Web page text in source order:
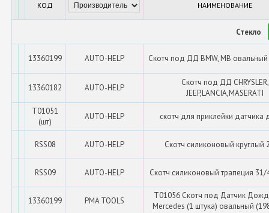
КОД НАИМЕНОВАНИЕ
Стекло
13360199 AUTO-HELP Скотч под ДД BMW, MB
13360182 AUTO-HELP
Скотч под ДД CHRYSLER,
JEEP,LANCIA,MASERATI
T01051
(шт)
AUTO-HELP скотч для приклейки
RSS08 AUTO-HELP Скотч силиконовый круглый
RSS09 AUTO-HELP Скотч силиконовый трапеция
13360199 PMA TOOLS
T01056 Скотч под Датчик
Mercedes (1 штука) овальный